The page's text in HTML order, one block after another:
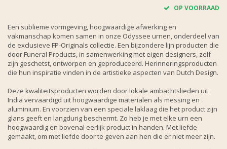
OP VOORRAAD
Een sublieme vormgeving, hoogwaardige afwerking en
vakmanschap komen samen in onze Odyssee urnen, onderdeel van
de exclusieve FP-Originals collectie. Een bijzondere lijn producten die
door Funeral Products, in samenwerking met eigen designers, zelf
zijn geschetst, ontworpen en geproduceerd. Herinneringsproducten
die hun inspiratie vinden in de artistieke aspecten van Dutch Design.
Deze kwaliteitsproducten worden door lokale ambachtslieden uit
India vervaardigd uit hoogwaardige materialen als messing en
aluminium. En voorzien van een speciale laklaag die het product zijn
glans geeft en langdurig beschermt. Zo heb je met elke urn een
hoogwaardig en bovenal eerlijk product in handen. Met liefde
gemaakt, om met liefde door te geven aan hen die er niet meer zijn.